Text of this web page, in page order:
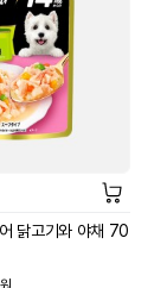
닭고기와 야채 70